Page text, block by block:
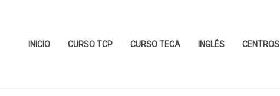
INICIO CURSO TCP CURSO TECA INGLÉS CENTROS